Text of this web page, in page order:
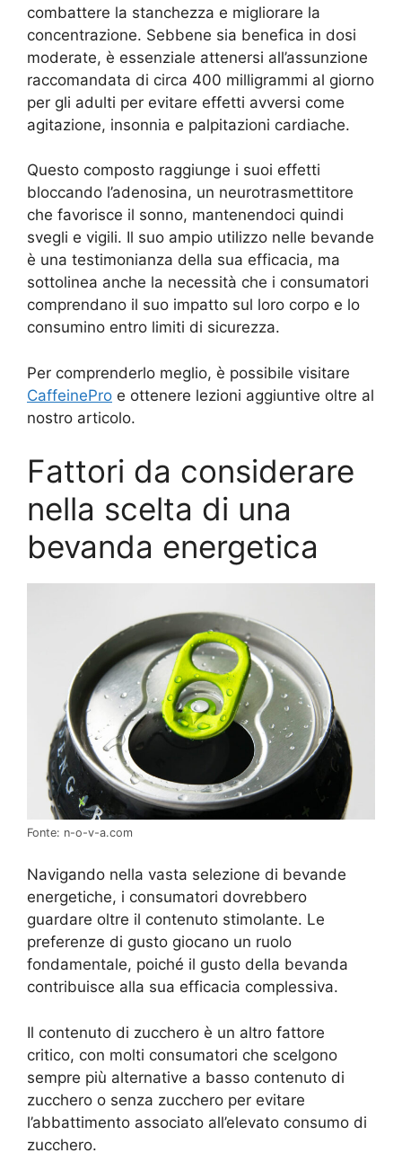
combattere la stanchezza e migliorare la
concentrazione. Sebbene sia benefica in dosi
moderate, è essenziale attenersi all’assunzione
raccomandata di circa 400 milligrammi al giorno
per gli adulti per evitare effetti avversi come
agitazione, insonnia e palpitazioni cardiache.
Questo composto raggiunge i suoi effetti
bloccando l’adenosina, un neurotrasmettitore
che favorisce il sonno, mantenendoci quindi
svegli e vigili. Il suo ampio utilizzo nelle bevande
è una testimonianza della sua efficacia, ma
sottolinea anche la necessità che i consumatori
comprendano il suo impatto sul loro corpo e lo
consumino entro limiti di sicurezza.
Per comprenderlo meglio, è possibile visitare
CaffeinePro e ottenere lezioni aggiuntive oltre al
nostro articolo.
Fattori da considerare
nella scelta di una
bevanda energetica
Fonte: n-o-v-a.com
Navigando nella vasta selezione di bevande
energetiche, i consumatori dovrebbero
guardare oltre il contenuto stimolante. Le
preferenze di gusto giocano un ruolo
fondamentale, poiché il gusto della bevanda
contribuisce alla sua efficacia complessiva.
Il contenuto di zucchero è un altro fattore
critico, con molti consumatori che scelgono
sempre più alternative a basso contenuto di
zucchero o senza zucchero per evitare
l’abbattimento associato all’elevato consumo di
zucchero.